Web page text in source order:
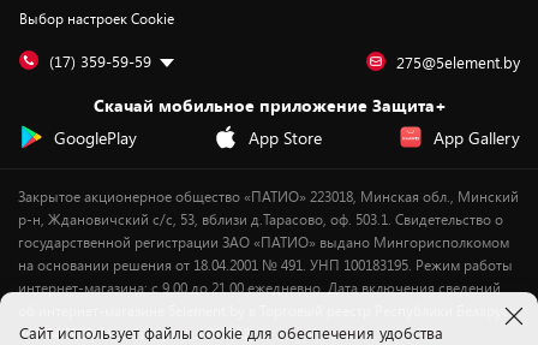
Дай пять добру!
Обработка персональных данных
Подарочные карты
Для мобильных устройств
Для компьютеров
Сервисные центры
Бонусы
Оплата частями
Уценка
Выбор настроек Cookie
(17) 359-59-59 275@5element.by
Скачай мобильное приложение Защита+
GooglePlay
App Store App Gallery
Закрытое акционерное общество «ПАТИО» 223018, Минская обл., Минский
р-н, Ждановичский с/с, 53, вблизи д.Тарасово, оф. 503.1. Свидетельство о
государственной регистрации ЗАО «ПАТИО» выдано Мингорисполкомом
на основании решения от 18.04.2001 № 491. УНП 100183195. Режим работы
интернет-магазина: с 9.00 до 21.00 ежедневно. Дата включения сведений
об интернет-магазине 5element.by в Торговый реестр Республики Беларусь
- 11.04.2018, № регистрации 412542.
Cайт использует файлы cookie для обеспечения удобства